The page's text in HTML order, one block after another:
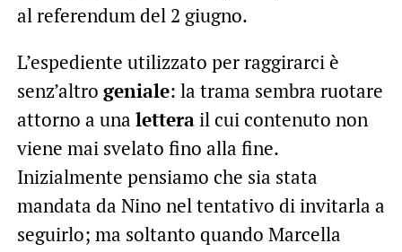
al referendum del 2 giugno.
L’espediente utilizzato per raggirarci è
senz’altro geniale: la trama sembra ruotare
attorno a una letterail cui contenuto non
viene mai svelato fino alla fine.
Inizialmente pensiamo che sia stata
mandata da Nino nel tentativo di invitarla a
seguirlo; ma soltanto quando Marcella